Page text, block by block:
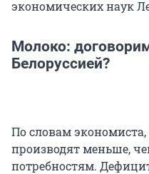
экономических наук
Молоко:
Белоруссией?
По словам
производят меньше,
потребностям.